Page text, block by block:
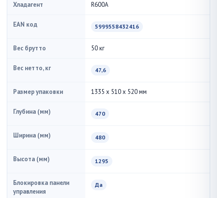
Хладагент R600A
EAN код 5999558432416
Вес брутто 50 кг
Вес нетто, кг 47,6
Размер упаковки 1335 x 510 x 520 мм
Глубина (мм) 470
Ширина (мм) 480
Высота (мм) 1295
Блокировка панели
управления
Да